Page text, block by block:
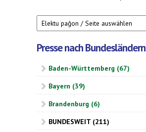
Presse nach Bundesländern
Baden-Württemberg (67)
Bayern (39)
Brandenburg (6)
BUNDESWEIT (211)